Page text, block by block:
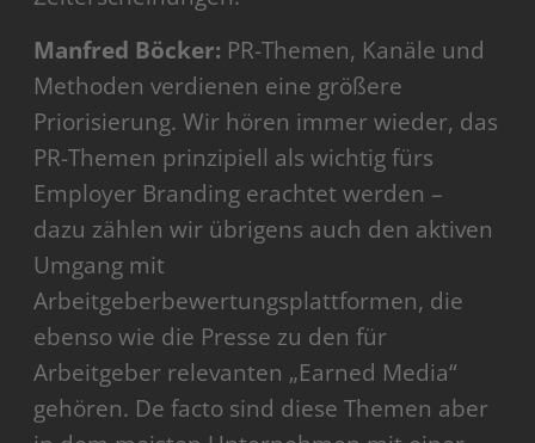
Manfred Böcker: PR-Themen, Kanäle und
Methoden verdienen eine größere
Priorisierung. Wir hören immer wieder, das
PR-Themen prinzipiell als wichtig fürs
Employer Branding erachtet werden –
dazu zählen wir übrigens auch den aktiven
Umgang mit
Arbeitgeberbewertungsplattformen, die
ebenso wie die Presse zu den für
Arbeitgeber relevanten „Earned Media“
gehören. De facto sind diese Themen aber